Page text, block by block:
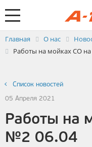
Услуги
Электронный
Заявка на выставление
Главная О нас
Работы на мойках СО
Список новостей
05 Апреля 2021
Работы на
№2 06.04